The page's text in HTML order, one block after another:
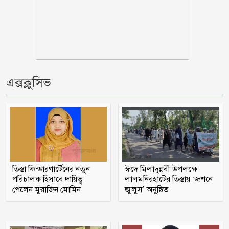
রাষ্ট্রপতি
গলাচিপায় ১০ পিস ইয়াবাসহ যুবক গ্রেপ্তার
গলাচিপায় জুলাই গণঅভ্যুত্থান দিবস পালিত
শরণখোলায় জুলাই গণঅভ্যুত্থান দিবস
এক্সক্লুসিভ
তিস্তা কিন্ডারগার্টেনের নতুন
পরিচালক হিসাবে দায়িত্ব
পেলেন মুরাজিন মোমিন
ঈদে মিলাদুন্নবী উপলক্ষে
লালমনিরহাটের তিস্তায় ‘জশনে
জুলুস’ অনুষ্ঠিত